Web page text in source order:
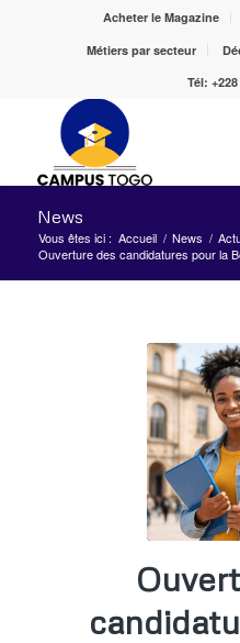
Acheter le Magazine
Métiers par secteur
Tél:
News
Vous êtes ici : Accueil / News /
Ouverture des candidatures pour la